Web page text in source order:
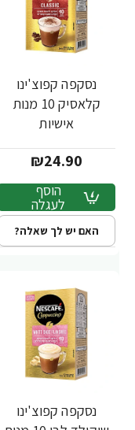
נסקפה קפוצ'ינו
קלאסיק 10 מנות
אישיות
₪24.90
הוסף
לעגלה
האם יש לך שאלה?
נסקפה קפוצ'ינו